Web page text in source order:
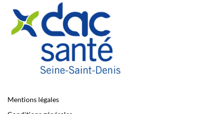
Mentions légales